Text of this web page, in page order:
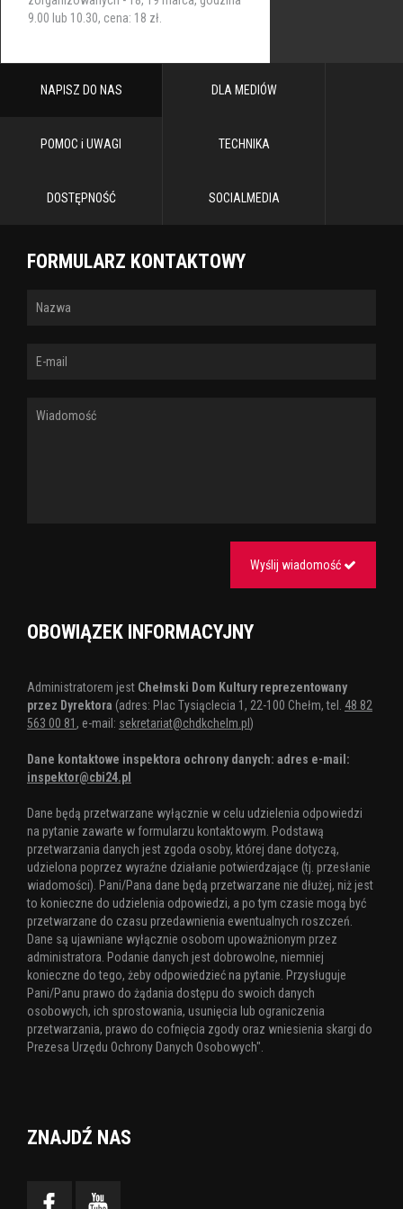
9.00 lub 10.30, cena: 18 zł.
NAPISZ DO NAS DLA MEDIÓW
POMOC i UWAGI TECHNIKA
DOSTĘPNOŚĆ SOCIALMEDIA
FORMULARZ KONTAKTOWY
Wyślij wiadomość
OBOWIĄZEK INFORMACYJNY
Administratorem jest Chełmski Dom Kultury reprezentowany
przez Dyrektora (adres: Plac Tysiąclecia 1, 22-100 Chełm, tel. 48 82
563 00 81 , e-mail: sekretariat@chdkchelm.pl )
Dane kontaktowe inspektora ochrony danych: adres e-mail:
inspektor@cbi24.pl
Dane będą przetwarzane wyłącznie w celu udzielenia odpowiedzi
na pytanie zawarte w formularzu kontaktowym. Podstawą
przetwarzania danych jest zgoda osoby, której dane dotyczą,
udzielona poprzez wyraźne działanie potwierdzające (tj. przesłanie
wiadomości). Pani/Pana dane będą przetwarzane nie dłużej, niż jest
to konieczne do udzielenia odpowiedzi, a po tym czasie mogą być
przetwarzane do czasu przedawnienia ewentualnych roszczeń.
Dane są ujawniane wyłącznie osobom upoważnionym przez
administratora. Podanie danych jest dobrowolne, niemniej
konieczne do tego, żeby odpowiedzieć na pytanie. Przysługuje
Pani/Panu prawo do żądania dostępu do swoich danych
osobowych, ich sprostowania, usunięcia lub ograniczenia
przetwarzania, prawo do cofnięcia zgody oraz wniesienia skargi do
Prezesa Urzędu Ochrony Danych Osobowych".
ZNAJDŹ NAS